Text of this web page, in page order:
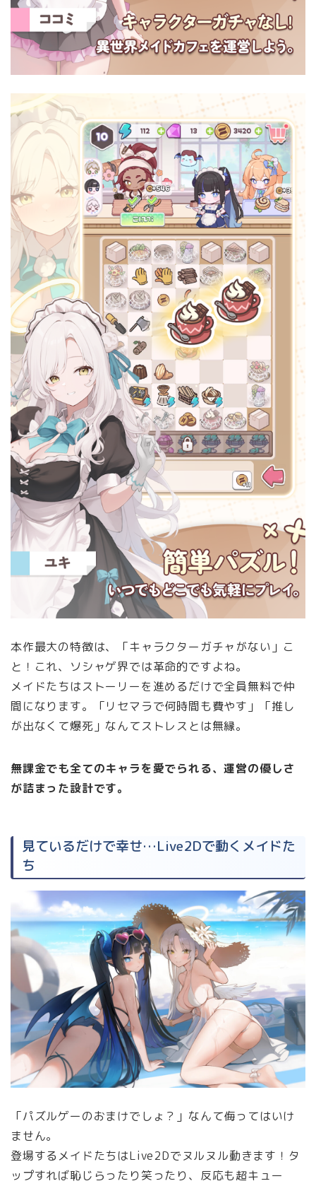
本作最大の特徴は、「キャラクターガチャがない」こ
と！これ、ソシャゲ界では革命的ですよね。
メイドたちはストーリーを進めるだけで全員無料で仲
間になります。「リセマラで何時間も費やす」「推し
が出なくて爆死」なんてストレスとは無縁。
無課金でも全てのキャラを愛でられる、運営の優しさ
が詰まった設計です。
見ているだけで幸せ…Live2Dで動くメイドた
ち
「パズルゲーのおまけでしょ？」なんて侮ってはいけ
ません。
登場するメイドたちはLive2Dでヌルヌル動きます！タ
ップすれば恥じらったり笑ったり、反応も超キュー